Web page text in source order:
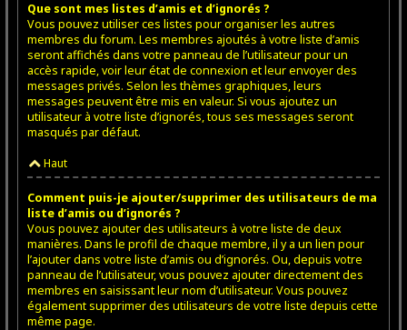
Que sont mes listes d’amis et d’ignorés ?
Vous pouvez utiliser ces listes pour organiser les autres
membres du forum. Les membres ajoutés à votre liste d’amis
seront affichés dans votre panneau de l’utilisateur pour un
accès rapide, voir leur état de connexion et leur envoyer des
messages privés. Selon les thèmes graphiques, leurs
messages peuvent être mis en valeur. Si vous ajoutez un
utilisateur à votre liste d’ignorés, tous ses messages seront
masqués par défaut.
Haut
Comment puis-je ajouter/supprimer des utilisateurs de ma
liste d’amis ou d’ignorés ?
Vous pouvez ajouter des utilisateurs à votre liste de deux
manières. Dans le profil de chaque membre, il y a un lien pour
l’ajouter dans votre liste d’amis ou d’ignorés. Ou, depuis votre
panneau de l’utilisateur, vous pouvez ajouter directement des
membres en saisissant leur nom d’utilisateur. Vous pouvez
également supprimer des utilisateurs de votre liste depuis cette
même page.